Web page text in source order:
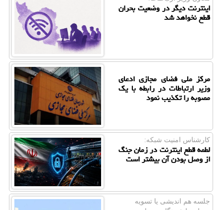
اینترنت دیگر در وضعیت بحران
قطع نخواهد شد
مرکز ملی فضای مجازی ادعای
وزیر ارتباطات در رابطه با یک
مصوبه را تکذیب نمود
كارشناس امنیت شبكه:
لطمه قطع اینترنت در زمان جنگ
از وصل بودن آن بیشتر است
جلسه هم اندیشی یا تسویه